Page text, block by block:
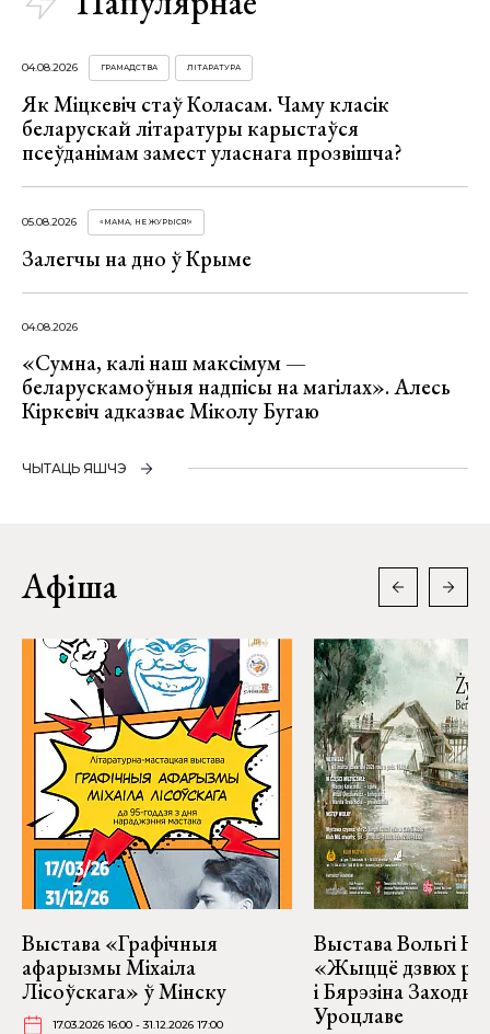
04.08.2026 ГРАМАДСТВА ЛІТАРАТУРА
Як Міцкевіч стаў Коласам. Чаму класік
беларускай літаратуры карыстаўся
псеўданімам замест уласнага прозвішча?
05.08.2026 «МАМА, НЕ ЖУРЫСЯ!»
Залегчы на дно ў Крыме
04.08.2026
«Сумна, калі наш максімум —
беларускамоўныя надпісы на магілах». Алесь
Кіркевіч адказвае Міколу Бугаю
ЧЫТАЦЬ ЯШЧЭ
Афіша
Выстава «Графічныя
афарызмы Міхаіла
Лісоўскага» ў Мінску
17.03.2026 16:00 - 31.12.2026 17:00
Выстава Вольгі
«Жыццё дзвюх
і Бярэзіна
Уроцлаве